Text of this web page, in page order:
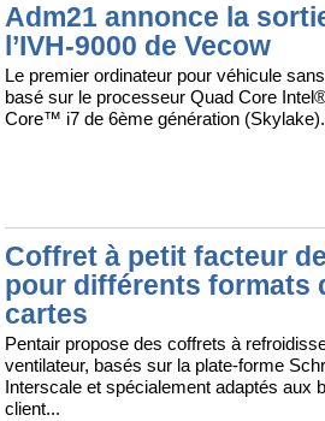
Adm21 annonce la
l’IVH-9000 de Vecow
Le premier ordinateur pour véhicule
basé sur le processeur Quad Core
Core™ i7 de 6ème génération
Coffret à petit facteur
pour différents formats
cartes
Pentair propose des coffrets à
ventilateur, basés sur la plate-forme
Interscale et spécialement adaptés aux
client...